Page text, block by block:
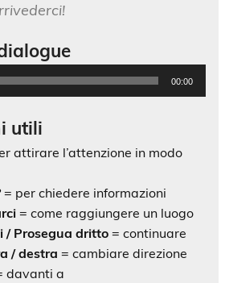
00:00
utili
attirare l’attenzione in modo
= per chiedere informazioni
= come raggiungere un luogo
/ Prosegua dritto = continuare
/ destra = cambiare direzione
davanti a